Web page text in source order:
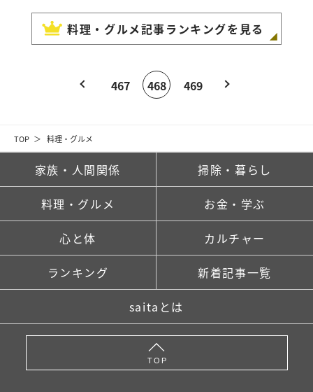
TOP 料理・グルメ
料理・グルメ記事ランキングを見る
467 468 469
家族・人間関係 掃除・暮らし
料理・グルメ お金・学ぶ
心と体 カルチャー
ランキング 新着記事一覧
saitaとは
TOP